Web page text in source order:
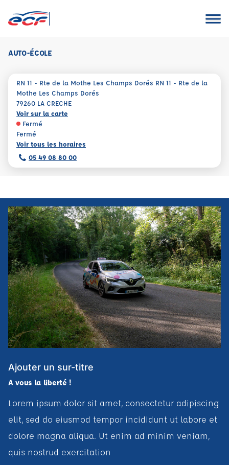
AUTO-ÉCOLE
RN 11 - Rte de la Mothe Les Champs Dorés RN 11 - Rte de la
Mothe Les Champs Dorés
79260 LA CRECHE
Voir sur la carte
Fermé
Fermé
Voir tous les horaires
05 49 08 80 00
Ajouter un sur-titre
A vous la liberté !
Lorem ipsum dolor sit amet, consectetur adipiscing
elit, sed do eiusmod tempor incididunt ut labore et
dolore magna aliqua. Ut enim ad minim veniam,
quis nostrud exercitation